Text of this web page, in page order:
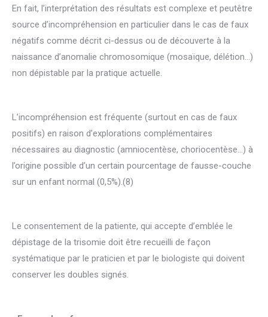
En fait, l’interprétation des résultats est complexe et peutêtre
source d’incompréhension en particulier dans le cas de faux
négatifs comme décrit ci-dessus ou de découverte à la
naissance d’anomalie chromosomique (mosaïque, délétion…)
non dépistable par la pratique actuelle.
L’incompréhension est fréquente (surtout en cas de faux
positifs) en raison d’explorations complémentaires
nécessaires au diagnostic (amniocentèse, choriocentèse…) à
l’origine possible d’un certain pourcentage de fausse-couche
sur un enfant normal (0,5%).(8)
Le consentement de la patiente, qui accepte d’emblée le
dépistage de la trisomie doit être recueilli de façon
systématique par le praticien et par le biologiste qui doivent
conserver les doubles signés.